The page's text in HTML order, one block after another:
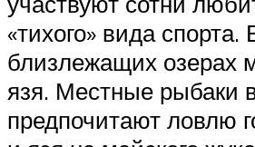
«тихого» вида спорта.
близлежащих озерах
язя. Местные рыбаки
предпочитают ловлю